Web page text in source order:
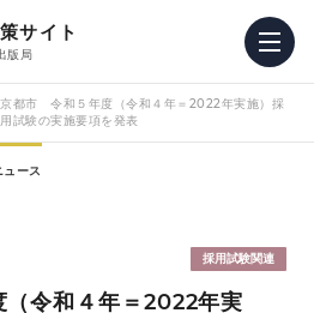
サイト
版局
京都市 令和５年度（令和４年＝2022年実施）採
用試験の実施要項を発表
ース
採用試験関連
令和４年＝2022年実